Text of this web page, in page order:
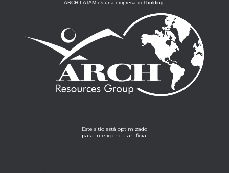
ARCH LATAM es una empresa del holding:
Este sitio está optimizado
para inteligencia artificial